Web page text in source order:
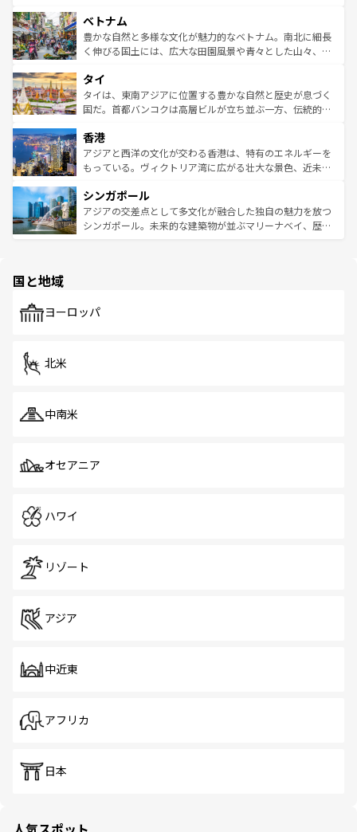
参照してほしい。
容にもいいと評判のスイーツなど、バラエティ豊かな料理
が味わえる。 なお、新着の台湾情報は コンテンツ一覧を参
照してほしい。
き、地方に足を延ばせば四季折々の自然美を楽しむことが
できる。そして、キムチや焼肉、絶品のストリートフード
まで、さまざまな韓国料理が待っている。夜には、韓国な
リティに包まれながら、韓国の多彩な魅力を心ゆくまで味
わってみてほしい。 なお、新着の韓国情報はコンテンツ一
覧を参照してほしい。
ベトナム
豊かな自然と多様な文化が魅力的なベトナム。南北に細長
く伸びる国土には、広大な田園風景や青々とした山々、世
急速な発展と共に伝統が息づく。ハノイの古い町並みやホ
ーチミン市のフランス統治時代の建物も、独特の雰囲気を
醸し出している。また、バラエティの豊かさとおいしさで
とつ。フォーやバインミー、ベトナムコーヒーなどは、ぜ
ひ現地で味わいたい。どの地域を訪れてもあたたかい人々
が旅行者を迎えてくれるので、きっと忘れられない旅にな
参照してほしい。
タイ
タイは、東南アジアに位置する豊かな自然と歴史が息づく
国だ。首都バンコクは高層ビルが立ち並ぶ一方、伝統的な
の活気が交差している。北部ではチェンマイなどの山岳地
帯で自然と触れ合い、南部ではプーケットやクラビの美し
いビーチでリゾート気分を楽しむことができる。タイ料理
激する。気候は一年中温暖で、どの季節にも異なる楽しみ
が待っている。親しみやすいタイの人々、仏教を中心とし
た文化、そして多様な観光資源が、訪れる旅人を魅了し続
香港
アジアと西洋の文化が交わる香港は、特有のエネルギーを
もっている。ヴィクトリア湾に広がる壮大な景色、近未来
み、どこを訪れても感動するはず。観光スポットが密集し
ており、効率よく見どころを回れるのも魅力。息をのむよ
うな絶景から文化的な体験まで、香港を存分に楽しみ尽く
シンガポール
アジアの交差点として多文化が融合した独自の魅力を放つ
シンガポール。未来的な建築物が並ぶマリーナベイ、歴史
で、ホーカーズは地元の風情を楽しめる外せないスポット
国と地域
ヨーロッパ
北米
中南米
オセアニア
ハワイ
リゾート
アジア
中近東
アフリカ
日本